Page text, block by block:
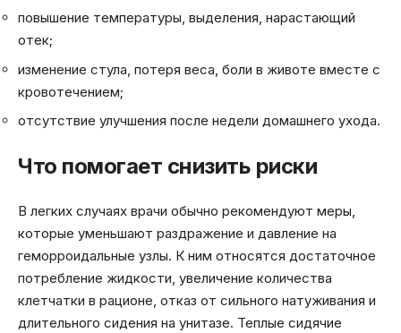
повышение температуры, выделения, нарастающий
отек;
изменение стула, потеря веса, боли в животе вместе с
кровотечением;
отсутствие улучшения после недели домашнего ухода.
Что помогает снизить риски
В легких случаях врачи обычно рекомендуют меры,
которые уменьшают раздражение и давление на
геморроидальные узлы. К ним относятся достаточное
потребление жидкости, увеличение количества
клетчатки в рационе, отказ от сильного натуживания и
длительного сидения на унитазе. Теплые сидячие